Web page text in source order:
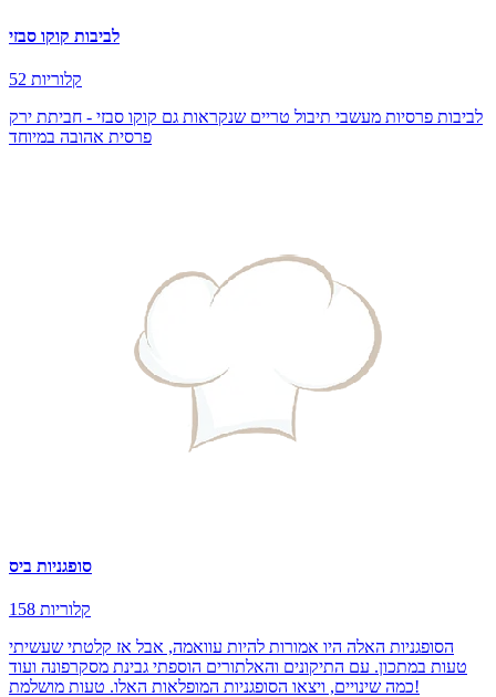
לביבות קוקו סבזי
52 קלוריות
לביבות פרסיות מעשבי תיבול טריים שנקראות גם קוקו סבזי - חביתת ירק
פרסית אהובה במיוחד
סופגניות ביס
158 קלוריות
הסופגניות האלה היו אמורות להיות עוואמה, אבל אז קלטתי שעשיתי
טעות במתכון. עם התיקונים והאלתורים הוספתי גבינת מסקרפונה ועוד
כמה שינויים, ויצאו הסופגניות המופלאות האלו. טעות מושלמת!